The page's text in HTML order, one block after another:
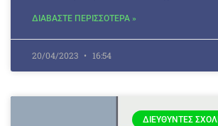
ΔΙΑΒΑΣΤΕ ΠΕΡΙΣΣΟΤΕΡΑ »
20/04/2023 16:54
ΔΙΕΥΘΥΝΤΈΣ